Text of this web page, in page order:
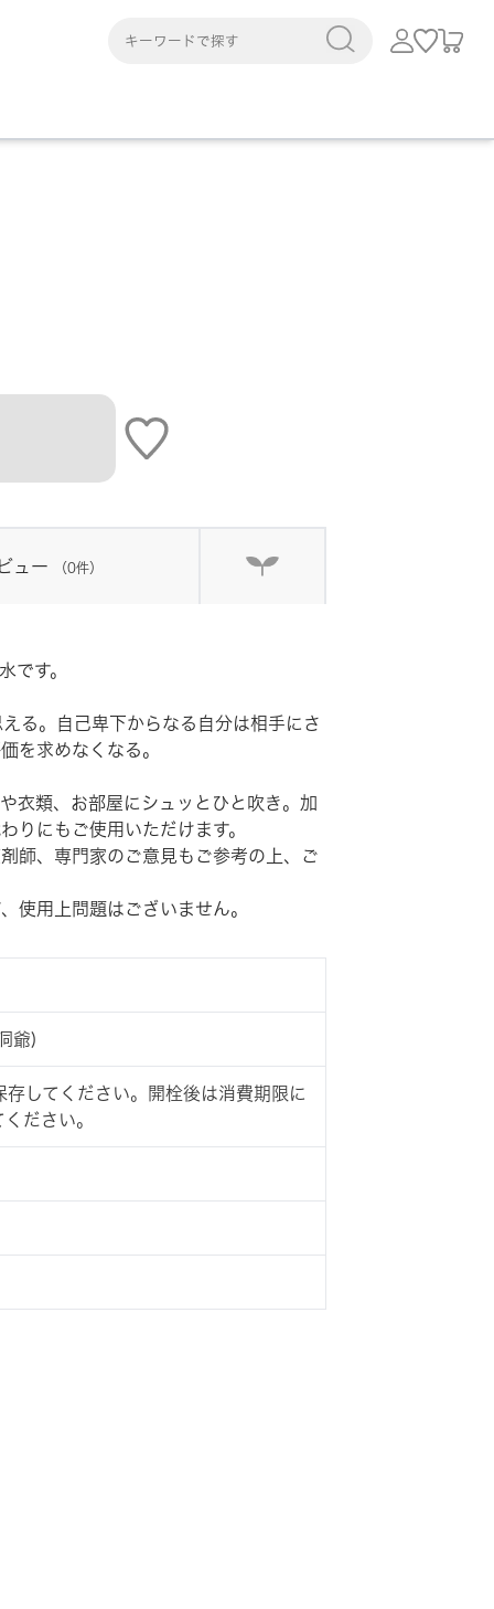
ュー （0件）
です。
る。自己卑下からなる自分は相手にさ
を求めなくなる。
衣類、お部屋にシュッとひと吹き。加
りにもご使用いただけます。
師、専門家のご意見もご参考の上、ご
用上問題はございません。
爺)
してください。開栓後は消費期限に
ださい。